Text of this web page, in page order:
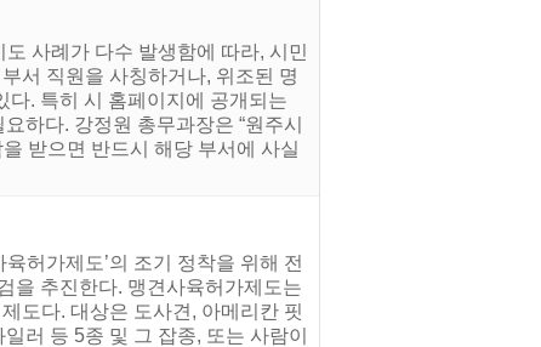
사례가 다수 발생함에 따라, 시민
서 직원을 사칭하거나, 위조된 명
다. 특히 시 홈페이지에 공개되는
하다. 강정원 총무과장은 “원주시
받으면 반드시 해당 부서에 사실
허가제도’의 조기 정착을 위해 전
을 추진한다. 맹견사육허가제도는
도다. 대상은 도사견, 아메리칸 핏
러 등 5종 및 그 잡종, 또는 사람이